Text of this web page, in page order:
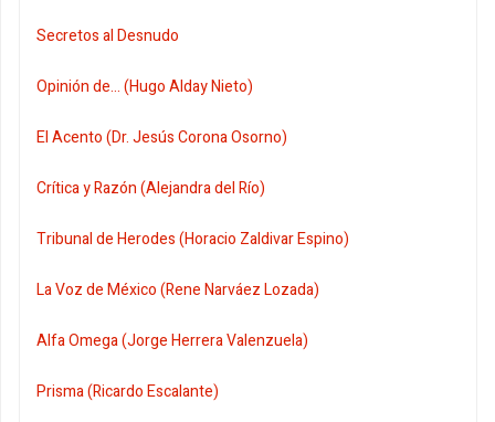
Secretos al Desnudo
Opinión de... (Hugo Alday Nieto)
El Acento (Dr. Jesús Corona Osorno)
Crítica y Razón (Alejandra del Río)
Tribunal de Herodes (Horacio Zaldivar Espino)
La Voz de México (Rene Narváez Lozada)
Alfa Omega (Jorge Herrera Valenzuela)
Prisma (Ricardo Escalante)